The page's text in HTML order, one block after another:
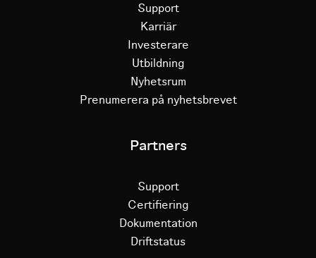
Support
Karriär
Investerare
Utbildning
Nyhetsrum
Prenumerera på nyhetsbrevet
Partners
Support
Certifiering
Dokumentation
Driftstatus